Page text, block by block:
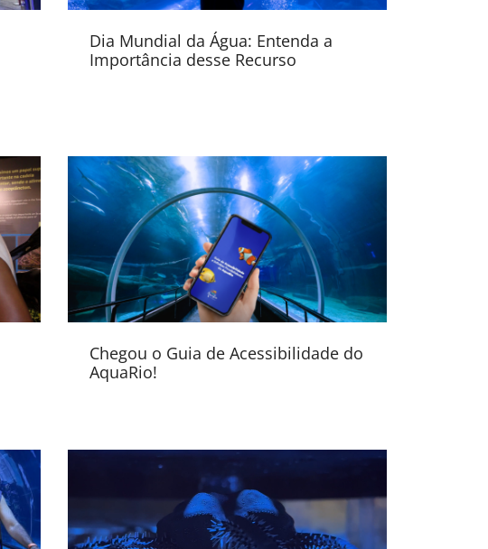
Dia Mundial da Água: Entenda a
Importância desse Recurso
Chegou o Guia de Acessibilidade do
AquaRio!